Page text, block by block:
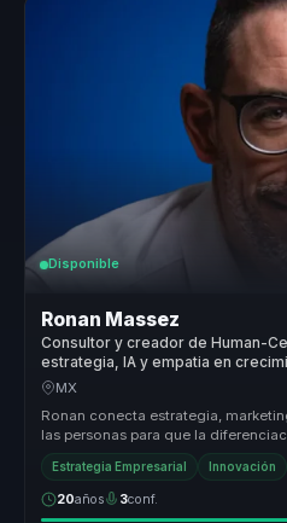
Disponible
Ronan Massez
Consultor y creador de Human-
estrategia, IA y empatia en
empresas.
MX
Ronan conecta estrategia,
las personas para que la
generico y ...
Estrategia Empresarial Innovación
20años 3conf.